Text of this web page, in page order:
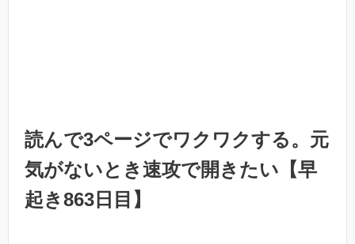
読んで3ページでワクワクする。元
気がないとき速攻で開きたい【早
起き863日目】